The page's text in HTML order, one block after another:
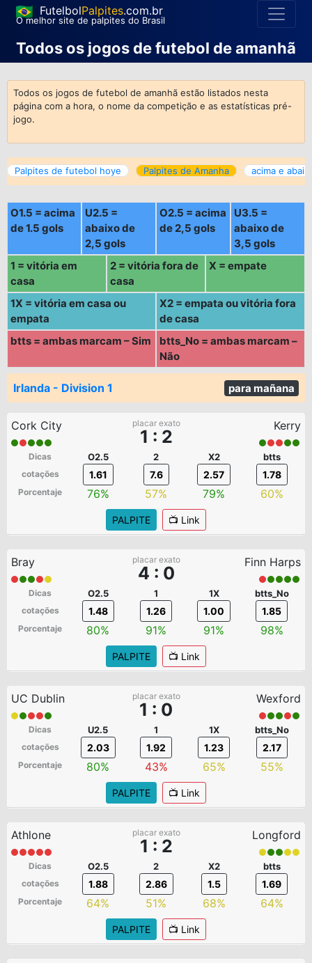
FutelbolPalpites.com.br
O melhor site de palpites do Brasil
Todos os jogos de futebol de amanhã
Todos os jogos de futebol de amanhã estão listados nesta
página com a hora, o nome da competição e as estatísticas pré-
jogo.
Palpites de futebol hoye Palpites de Amanha acima e
O1.5 = acima
de 1.5 gols
U2.5 =
abaixo de
2,5 gols
O2.5 = acima
de 2,5 gols
U3.5 =
abaixo de
3,5 gols
1 = vitória em
casa
2 = vitória fora de
casa
X = empate
1X = vitória em casa ou
empata
X2 = empata ou vitória fora
de casa
btts = ambas marcam – Sim
btts_No = ambas marcam –
Não
Irlanda - Division 1 para mañana
Cork City placar exato
1 : 2
Kerry
Dicas
cotações
Porcentaje
O2.5
1.61
76%
2
7.6
57%
X2
2.57
79%
btts
1.78
60%
PALPITE 📺 Link
Bray placar exato
4 : 0
Finn Harps
Dicas
cotações
Porcentaje
O2.5
1.48
80%
1
1.26
91%
1X
1.00
91%
btts_No
1.85
98%
PALPITE 📺 Link
UC Dublin placar exato
1 : 0
Wexford
Dicas
cotações
Porcentaje
U2.5
2.03
80%
1
1.92
43%
1X
1.23
65%
btts_No
2.17
55%
PALPITE 📺 Link
Athlone placar exato
1 : 2
Longford
Dicas
cotações
Porcentaje
O2.5
1.88
64%
2
2.86
51%
X2
1.5
68%
btts
1.69
64%
PALPITE 📺 Link